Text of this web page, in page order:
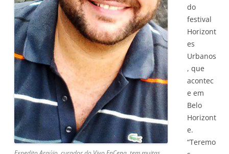
do
festival
Horizont
es
Urbanos
, que
acontec
e em
Belo
Horizont
e.
“Teremo